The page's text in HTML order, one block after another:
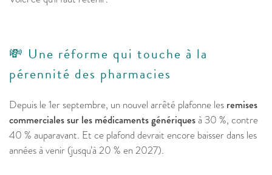
💸 Une réforme qui touche à la
pérennité des pharmacies
Depuis le 1er septembre, un nouvel arrêté plafonne les remises
commerciales sur les médicaments génériquesà 30 %, contre
40 % auparavant. Et ce plafond devrait encore baisser dans les
années à venir (jusqu’à 20 % en 2027).